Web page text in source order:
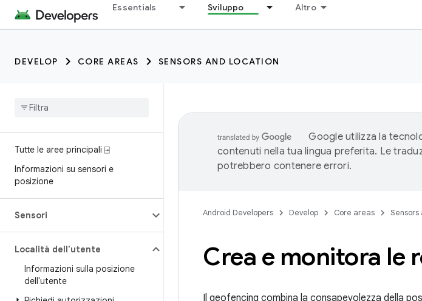
trait:citc Essentials Sviluppo Altro
DEVELOP CORE AREAS SENSORS AND LOCATION
Tutte le aree principali ⍈
Informazioni su sensori e
posizione
Sensori
Località dell'utente
Informazioni sulla posizione
dell'utente
Google utilizza la
contenuti nella tua lingua preferita. Le
potrebbero contenere errori.
Android Developers Develop Core areas Sensors
Crea e monitora le
Il geofencing combina la consapevolezza della